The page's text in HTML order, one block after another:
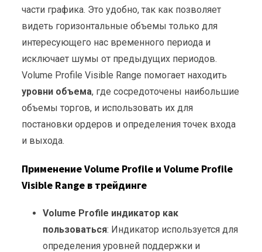
части графика. Это удобно, так как позволяет
видеть горизонтальные объемы только для
интересующего нас временного периода и
исключает шумы от предыдущих периодов.
Volume Profile Visible Range помогает находить
уровни объема, где сосредоточены наибольшие
объемы торгов, и использовать их для
постановки ордеров и определения точек входа
и выхода.
Применение Volume Profile и Volume Profile
Visible Range в трейдинге
Volume Profile индикатор как
пользоваться: Индикатор используется для
определения уровней поддержки и